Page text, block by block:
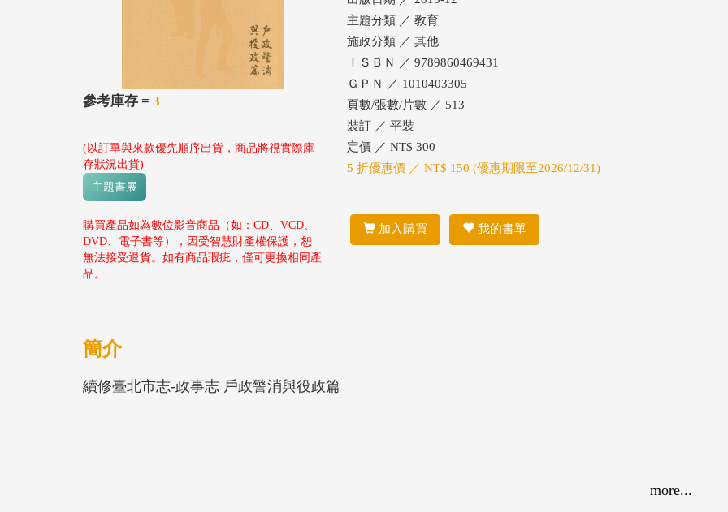
參考庫存 = 3
(以訂單與來款優先順序出貨，商品將視實際庫
存狀況出貨)
主題書展
購買產品如為數位影音商品（如：CD、VCD、
DVD、電子書等），因受智慧財產權保護，恕
無法接受退貨。如有商品瑕疵，僅可更換相同產
品。
主題分類 ／ 教育
施政分類 ／ 其他
ＩＳＢＮ ／ 9789860469431
ＧＰＮ ／ 1010403305
頁數/張數/片數 ／ 513
裝訂 ／ 平裝
定價 ／ NT$ 300
5 折優惠價 ／ NT$ 150 (優惠期限至2026/12/31)
加入購買 我的書單
簡介
續修臺北市志-政事志 戶政警消與役政篇
more...